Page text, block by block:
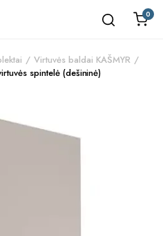
0
Virtuvės baldai KAŠMYR
spintelė (dešininė)